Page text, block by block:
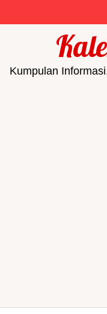
Kumpulan